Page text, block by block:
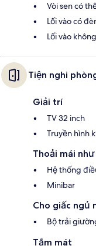
Vòi sen có
Lối vào có
Lối vào
Tiện nghi
Giải trí
TV 32 inch
Truyền hình
Thoải mái
Hệ thống
Minibar
Cho giấc ngủ
Bộ trải
Tắm mát